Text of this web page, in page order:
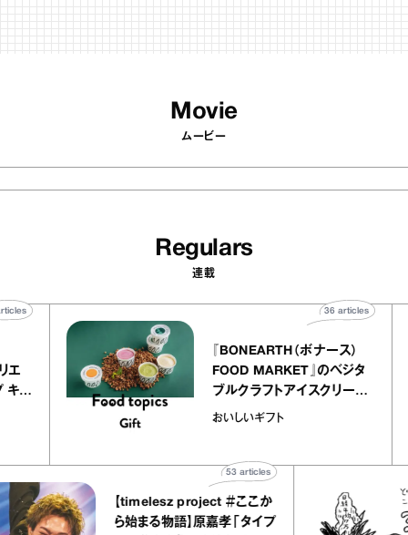
Movie
ムービー
Regulars
連載
トリエ
ープ キャ
40articles
『BONEARTH（ボナース）
FOOD MARKET』のベジタ
ブルクラフトアイスクリーム
｜真野知子の「おいしいギフ
おいしいギフト
36articles
【timelesz project ＃ここか
ら始まる物語】原嘉孝「タイプ
articles